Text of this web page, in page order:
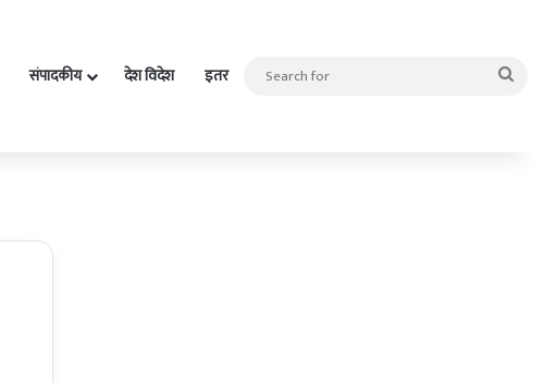
संपादकीय देश विदेश इतर